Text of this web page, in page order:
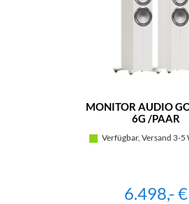
MONITOR AUDIO
6G /PAAR
Verfügbar, Versand 3-5
6.498,- €